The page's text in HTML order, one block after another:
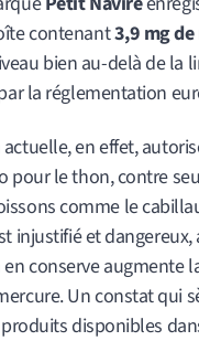
contenant3,9 mg
bien au-delà de la
la réglementation
en effet,
pour le thon, contre
comme le
injustifié et
conserve augmente
Un constat qui
disponibles